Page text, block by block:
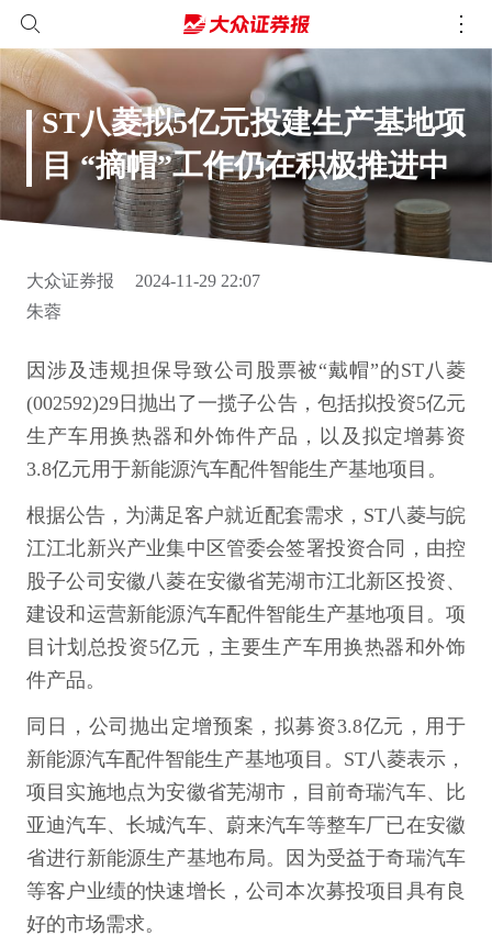
ST八菱拟5亿元投建生产基地项
目 “摘帽”工作仍在积极推进中
大众证券报
2024-11-29 22:07
朱蓉
因涉及违规担保导致公司股票被“戴帽”的ST八菱
(002592)29日抛出了一揽子公告，包括拟投资5亿元
生产车用换热器和外饰件产品，以及拟定增募资
3.8亿元用于新能源汽车配件智能生产基地项目。
根据公告，为满足客户就近配套需求，ST八菱与皖
江江北新兴产业集中区管委会签署投资合同，由控
股子公司安徽八菱在安徽省芜湖市江北新区投资、
建设和运营新能源汽车配件智能生产基地项目。项
目计划总投资5亿元，主要生产车用换热器和外饰
件产品。
同日，公司抛出定增预案，拟募资3.8亿元，用于
新能源汽车配件智能生产基地项目。ST八菱表示，
项目实施地点为安徽省芜湖市，目前奇瑞汽车、比
亚迪汽车、长城汽车、蔚来汽车等整车厂已在安徽
省进行新能源生产基地布局。因为受益于奇瑞汽车
等客户业绩的快速增长，公司本次募投项目具有良
好的市场需求。